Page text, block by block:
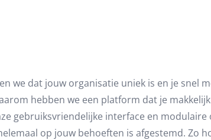
we dat jouw organisatie uniek is en je snel
hebben we een platform dat je
gebruiksvriendelijke interface en modulaire
op jouw behoeften is afgestemd. Zo